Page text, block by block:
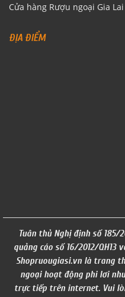
Cửa hàng Rượu ngoại Gia Lai
ĐỊA ĐIỂM
Tuân thủ Nghị định số 185/
quảng cáo số 16/2012/QH13
Shopruougiasi.vn là trang
ngoại hoạt động phi lơi
trực tiếp trên internet. Vui